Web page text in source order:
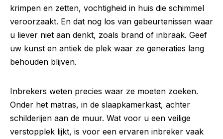
krimpen en zetten, vochtigheid in huis die schimmel
veroorzaakt. En dat nog los van gebeurtenissen waar
u liever niet aan denkt, zoals brand of inbraak. Geef
uw kunst en antiek de plek waar ze generaties lang
behouden blijven.
Inbrekers weten precies waar ze moeten zoeken.
Onder het matras, in de slaapkamerkast, achter
schilderijen aan de muur. Wat voor u een veilige
verstopplek lijkt, is voor een ervaren inbreker vaak